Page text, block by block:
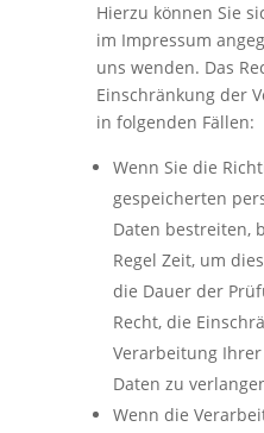
Hierzu können Sie
im Impressum
uns wenden. Das
Einschränkung der
in folgenden Fällen:
Wenn Sie die
gespeicherten
Daten bestreiten,
Regel Zeit, um
die Dauer der
Recht, die
Verarbeitung
Daten zu
Wenn die